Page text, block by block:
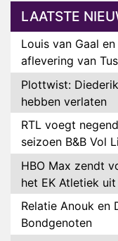
LAATSTE
Louis van Gaal
aflevering van
Plottwist:
hebben verlaten
RTL voegt
seizoen B&B Vol
HBO Max zendt
het EK Atletiek uit
Relatie Anouk en
Bondgenoten